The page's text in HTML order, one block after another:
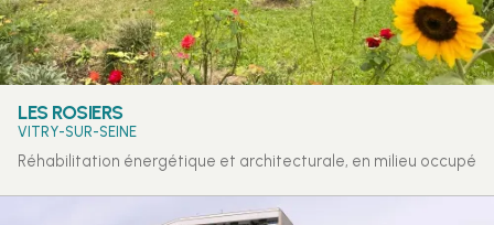
LES ROSIERS
VITRY-SUR-SEINE
Réhabilitation énergétique et architecturale, en milieu occupé